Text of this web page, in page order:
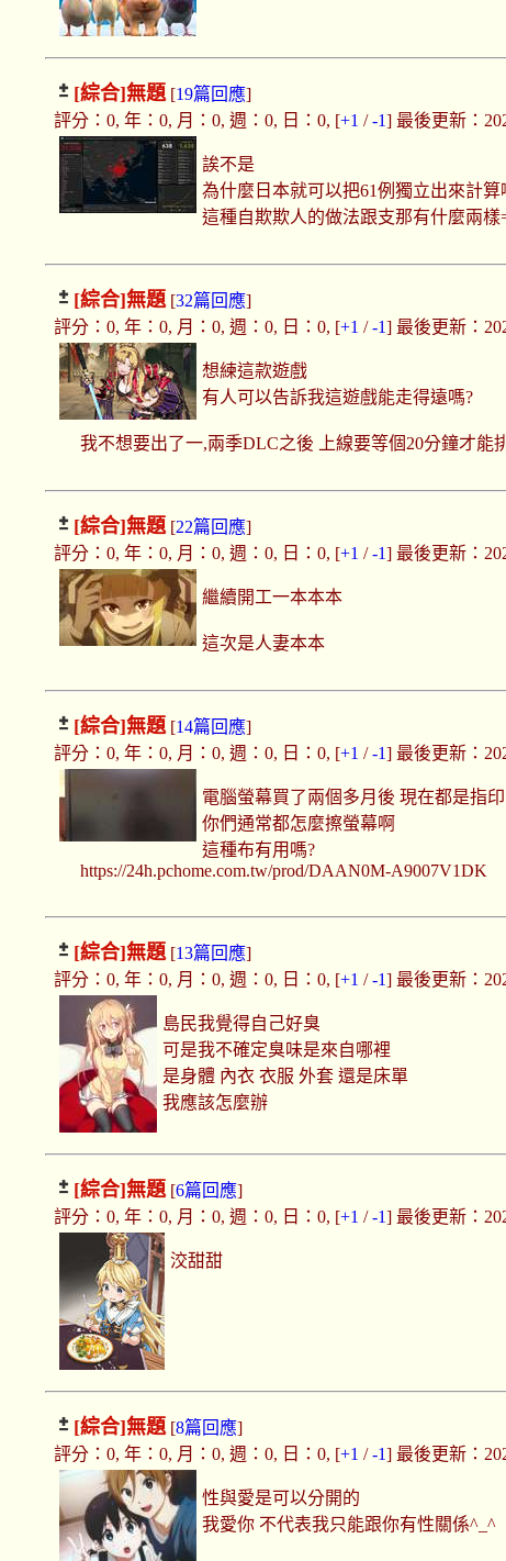
[綜合]無題 [19篇回應]
評分：0, 年：0, 月：0, 週：0, 日：0, [+1 /-1] 最後更新：
誒不是
為什麼日本就可以把61例獨立出來計算
這種自欺欺人的做法跟支那有什麼兩樣
[綜合]無題 [32篇回應]
評分：0, 年：0, 月：0, 週：0, 日：0, [+1 /-1] 最後更新：
想練這款遊戲
有人可以告訴我這遊戲能走得遠嗎?
我不想要出了一,兩季DLC之後 上線要等個20分鐘才能
[綜合]無題 [22篇回應]
評分：0, 年：0, 月：0, 週：0, 日：0, [+1 /-1] 最後更新：
繼續開工一本本本
這次是人妻本本
[綜合]無題 [14篇回應]
評分：0, 年：0, 月：0, 週：0, 日：0, [+1 /-1] 最後更新：
電腦螢幕買了兩個多月後 現在都是指印
你們通常都怎麼擦螢幕啊
這種布有用嗎?
https://24h.pchome.com.tw/prod/DAAN0M-A9007V1DK
[綜合]無題 [13篇回應]
評分：0, 年：0, 月：0, 週：0, 日：0, [+1 /-1] 最後更新：
島民我覺得自己好臭
可是我不確定臭味是來自哪裡
是身體 內衣 衣服 外套 還是床單
我應該怎麼辦
[綜合]無題 [6篇回應]
評分：0, 年：0, 月：0, 週：0, 日：0, [+1 /-1] 最後更新：
洨甜甜
[綜合]無題 [8篇回應]
評分：0, 年：0, 月：0, 週：0, 日：0, [+1 /-1] 最後更新：
性與愛是可以分開的
我愛你 不代表我只能跟你有性關係^_^